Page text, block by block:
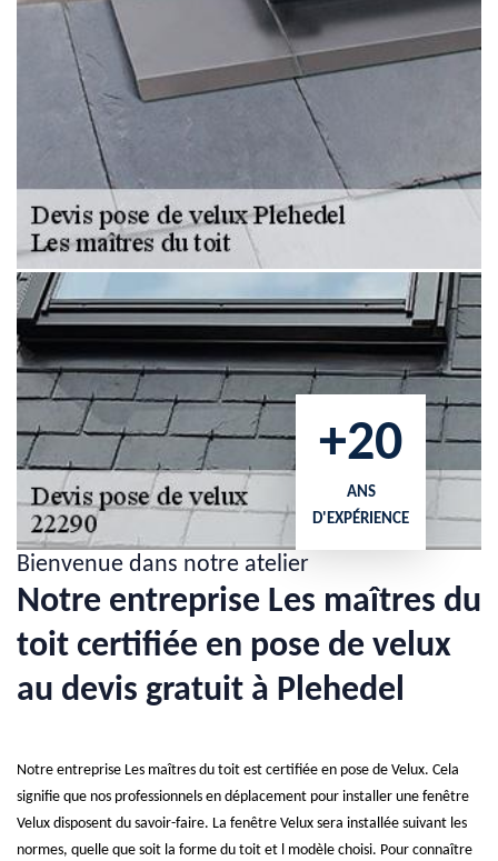
+20
ANS
D'EXPÉRIENCE
Bienvenue dans notre atelier
Notre entreprise Les maîtres du
toit certifiée en pose de velux
au devis gratuit à Plehedel
Notre entreprise Les maîtres du toit est certifiée en pose de Velux. Cela
signifie que nos professionnels en déplacement pour installer une fenêtre
Velux disposent du savoir-faire. La fenêtre Velux sera installée suivant les
normes, quelle que soit la forme du toit et l modèle choisi. Pour connaître